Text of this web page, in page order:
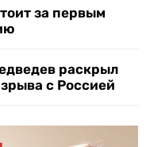
за первым
раскрыл
с Россией